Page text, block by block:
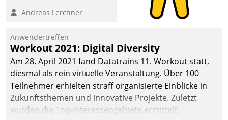
Teilnehmer kurzweilige
Cloud-Strategien und -
Lösungen mit hohem
Zukunftspotenzial.
Andreas Lerchner
Anwendertreffen
Workout 2021: Digital Diversity
Am 28. April 2021 fand Datatrains 11. Workout statt,
diesmal als rein virtuelle Veranstaltung. Über 100
Teilnehmer erhielten straff organisierte Einblicke in
Zukunftsthemen und innovative Projekte. Zuletzt
wurden die Top-Interessengebiete ermittelt.